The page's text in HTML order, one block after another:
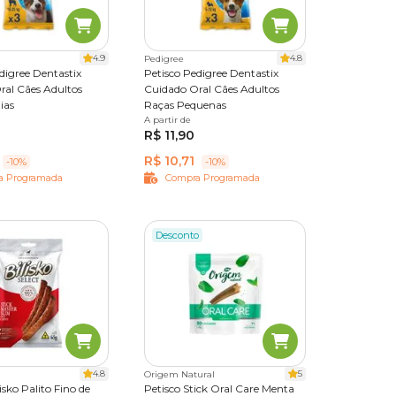
um
com
dos
Por
desde
e
4.9
Dentastix
Cães Adultos
-10%
Programada
Pedigree 4.8
Petisco Pedigree Dentastix
Cuidado Oral Cães Adultos
Raças Pequenas
3 unidades
A partir de
R$ 11,90
R$ 10,71
-10%
Compra Programada
4.8
Palito Fino de
Desconto
Origem Natural 5
Petisco Stick Oral Care Menta